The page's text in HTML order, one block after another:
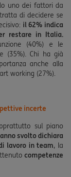
uno dei fattori da
di decidere se
il 62% indica
restare in Italia.
(40%) e le
(35%). Chi ha già
anche alla
working (27%).
incerte
sul piano
svolto dichiara
lavoro in team, la
competenze